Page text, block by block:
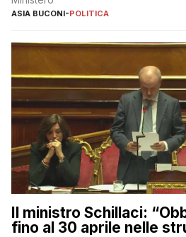
ASIA BUCONI-POLITICA
Il ministro Schillaci:
fino al 30 aprile nelle